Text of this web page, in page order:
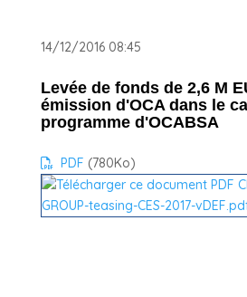
14/12/2016 08:45
Levée de fonds de 2,6 M
émission d'OCA dans le
programme d'OCABSA
PDF (780Ko)